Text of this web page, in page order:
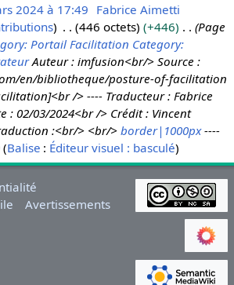
2024 à 17:49 Fabrice Aimetti
446 octets +446
Page
Portail Facilitation Category:
Auteur : imfusion<br/> Source :
en/bibliotheque/posture-of-facilitation
/> ---- Traducteur : Fabrice
: 02/03/2024<br /> Crédit : Vincent
:<br/> <br/>border|1000px----
Balise : Éditeur visuel : basculé
Avertissements